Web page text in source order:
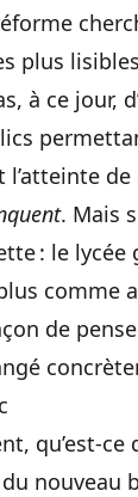
plus
à ce jour,
l’atteinte
. Mais
: le lycée
comme
de
qu’est-
du nouveau